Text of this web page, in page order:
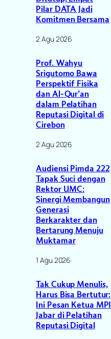
Pilar DATA Jadi
Komitmen Bersama
2 Agu 2026
Prof. Wahyu
Srigutomo Bawa
Perspektif Fisika
dan Al-Qur’an
dalam Pelatihan
Reputasi Digital di
Cirebon
2 Agu 2026
Audiensi Pimda 222
Tapak Suci dengan
Rektor UMC:
Sinergi Membangun
Generasi
Berkarakter dan
Bertarung Menuju
Muktamar
1 Agu 2026
Tak Cukup Menulis,
Harus Bisa Bertutur:
Ini Pesan Ketua MPI
Jabar di Pelatihan
Reputasi Digital